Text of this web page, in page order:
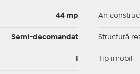
44 mp
Semi-decomandat
An
Structură
Tip imobil